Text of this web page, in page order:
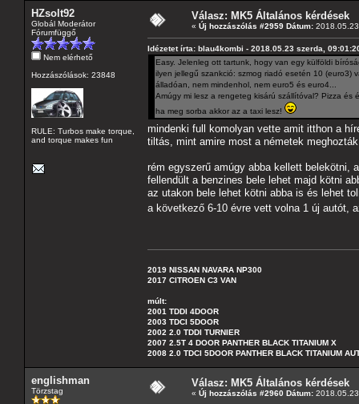
HZsolt92
Globál Moderátor
Fórumfüggő
Nem elérhető
Hozzászólások: 23848
RULE: Turbos make torque,
and torque makes fun
Válasz: MK5 Általános kérdések
« Új hozzászólás #2959 Dátum:
Idézetet írta: blau4kombi - 2018.05.23 szerda,
Easy. Jelenleg ott tartunk, hogy van egy külföldi
ilyen jellegű szankció: szmog riadó esetén 10
álladóan, nem mindenhol, nem euro5 és euro4...
Amúgy mi lesz a rengeteg kisárú szállítóval? Pizza
ha meg sorba akkor az a taxi lesz!
mindenki full komolyan vette amit itthon a
tiltás, mint amire most a németek
rém egyszerű amúgy abba kellett belekötni,
fellendült a benzines bele lehet majd kötni
az utakon bele lehet kötni abba is és lehet
a következő 6-10 évre vett volna 1 új autót,
2019 NISSAN NAVARA NP300
2017 CITROEN C3 VAN
múlt:
2001 TDDI 4DOOR
2003 TDCI 5DOOR
2002 2.0 TDDI TURNIER
2007 2.5T 4 DOOR PANTHER BLACK TITANIUM X
2008 2.0 TDCI 5DOOR PANTHER BLACK TITANIUM
englishman
Törzstag
Válasz: MK5 Általános kérdések
« Új hozzászólás #2960 Dátum: